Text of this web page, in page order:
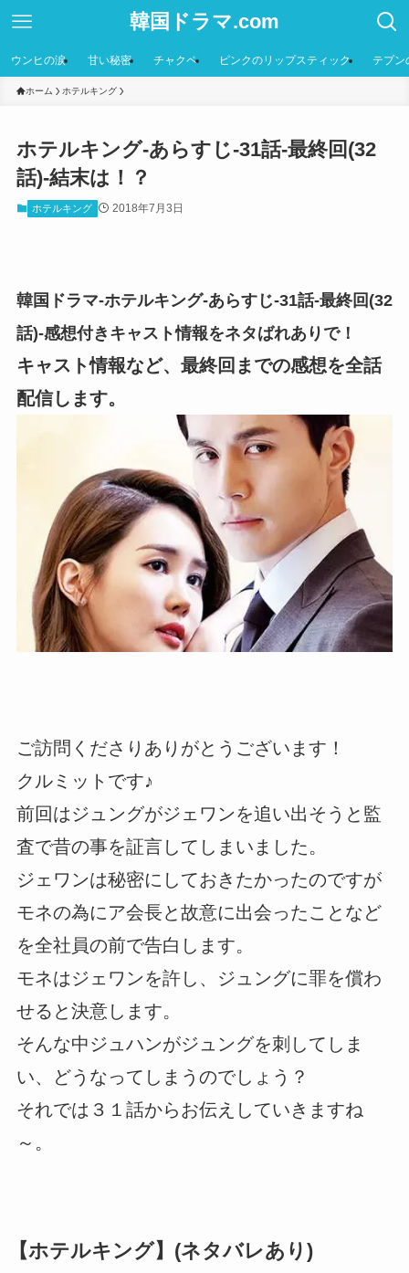
韓国ドラマ.com
ウンヒの涙 甘い秘密 チャクペ ピンクのリップスティック テプン
ホーム ホテルキング
ホテルキング-あらすじ-31話-最終回(32
話)-結末は！？
ホテルキング 2018年7月3日
韓国ドラマ-ホテルキング-あらすじ-31話-最終回(32
話)-感想付きキャスト情報をネタばれありで！
キャスト情報など、最終回までの感想を全話
配信します。
ご訪問くださりありがとうございます！
クルミットです♪
前回はジュングがジェワンを追い出そうと監
査で昔の事を証言してしまいました。
ジェワンは秘密にしておきたかったのですが
モネの為にア会長と故意に出会ったことなど
を全社員の前で告白します。
モネはジェワンを許し、ジュングに罪を償わ
せると決意します。
そんな中ジュハンがジュングを刺してしま
い、どうなってしまうのでしょう？
それでは３１話からお伝えしていきますね
～。
【ホテルキング】(ネタバレあり)